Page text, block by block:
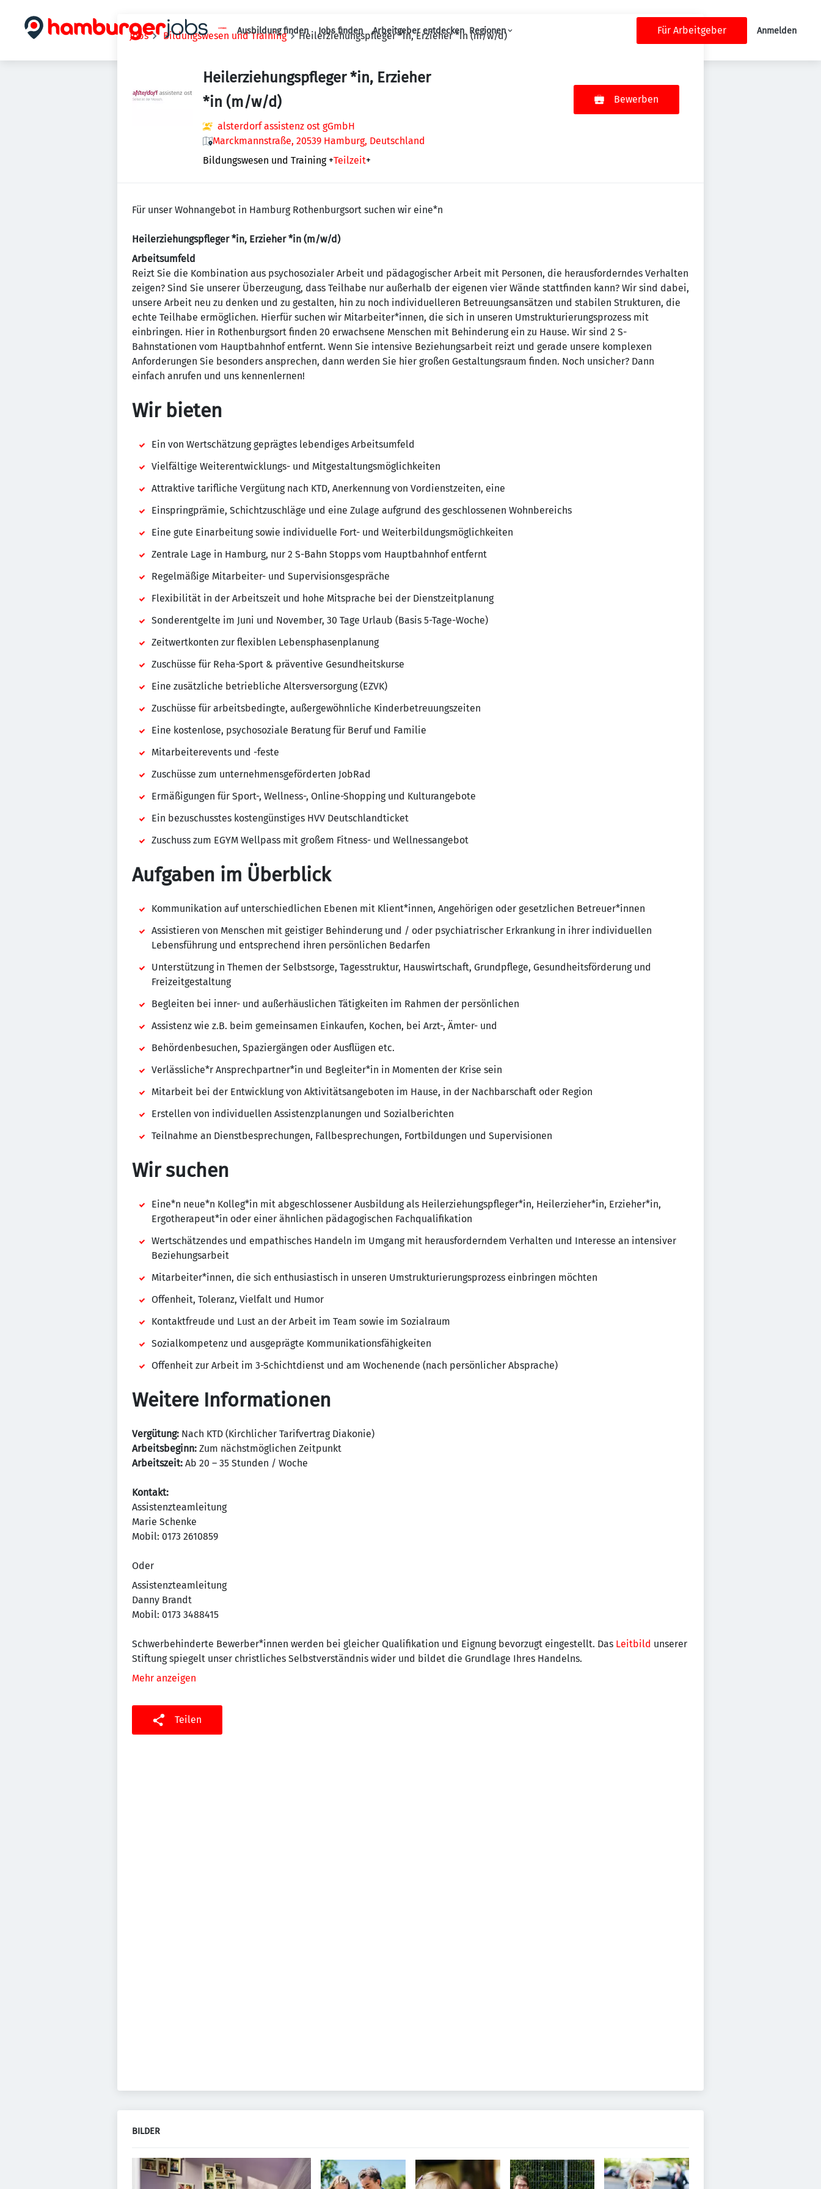
Haupt-Navigation
Ausbildung finden Jobs finden Arbeitgeber entdecken Regionen Für Arbeitgeber Anmelden
Jobs Bildungswesen und Training Heilerziehungspfleger *in, Erzieher *in (m/w/d)
Heilerziehungspfleger *in, Erzieher
*in (m/w/d)
alsterdorf assistenz ost gGmbH
Marckmannstraße, 20539 Hamburg, Deutschland
Bildungswesen und Training +Teilzeit+
Bewerben
Für unser Wohnangebot in Hamburg Rothenburgsort suchen wir eine*n
Heilerziehungspfleger *in, Erzieher *in (m/w/d)
Arbeitsumfeld
Reizt Sie die Kombination aus psychosozialer Arbeit und pädagogischer Arbeit mit Personen, die herausforderndes Verhalten
zeigen? Sind Sie unserer Überzeugung, dass Teilhabe nur außerhalb der eigenen vier Wände stattfinden kann? Wir sind dabei,
unsere Arbeit neu zu denken und zu gestalten, hin zu noch individuelleren Betreuungsansätzen und stabilen Strukturen, die
echte Teilhabe ermöglichen. Hierfür suchen wir Mitarbeiter*innen, die sich in unseren Umstrukturierungsprozess mit
einbringen. Hier in Rothenburgsort finden 20 erwachsene Menschen mit Behinderung ein zu Hause. Wir sind 2 S-
Bahnstationen vom Hauptbahnhof entfernt. Wenn Sie intensive Beziehungsarbeit reizt und gerade unsere komplexen
Anforderungen Sie besonders ansprechen, dann werden Sie hier großen Gestaltungsraum finden. Noch unsicher? Dann
einfach anrufen und uns kennenlernen!
Wir bieten
Ein von Wertschätzung geprägtes lebendiges Arbeitsumfeld
Vielfältige Weiterentwicklungs- und Mitgestaltungsmöglichkeiten
Attraktive tarifliche Vergütung nach KTD, Anerkennung von Vordienstzeiten, eine
Einspringprämie, Schichtzuschläge und eine Zulage aufgrund des geschlossenen Wohnbereichs
Eine gute Einarbeitung sowie individuelle Fort- und Weiterbildungsmöglichkeiten
Zentrale Lage in Hamburg, nur 2 S-Bahn Stopps vom Hauptbahnhof entfernt
Regelmäßige Mitarbeiter- und Supervisionsgespräche
Flexibilität in der Arbeitszeit und hohe Mitsprache bei der Dienstzeitplanung
Sonderentgelte im Juni und November, 30 Tage Urlaub (Basis 5-Tage-Woche)
Zeitwertkonten zur flexiblen Lebensphasenplanung
Zuschüsse für Reha-Sport & präventive Gesundheitskurse
Eine zusätzliche betriebliche Altersversorgung (EZVK)
Zuschüsse für arbeitsbedingte, außergewöhnliche Kinderbetreuungszeiten
Eine kostenlose, psychosoziale Beratung für Beruf und Familie
Mitarbeiterevents und -feste
Zuschüsse zum unternehmensgeförderten JobRad
Ermäßigungen für Sport-, Wellness-, Online-Shopping und Kulturangebote
Ein bezuschusstes kostengünstiges HVV Deutschlandticket
Zuschuss zum EGYM Wellpass mit großem Fitness- und Wellnessangebot
Aufgaben im Überblick
Kommunikation auf unterschiedlichen Ebenen mit Klient*innen, Angehörigen oder gesetzlichen Betreuer*innen
Assistieren von Menschen mit geistiger Behinderung und / oder psychiatrischer Erkrankung in ihrer individuellen
Lebensführung und entsprechend ihren persönlichen Bedarfen
Unterstützung in Themen der Selbstsorge, Tagesstruktur, Hauswirtschaft, Grundpflege, Gesundheitsförderung und
Freizeitgestaltung
Begleiten bei inner- und außerhäuslichen Tätigkeiten im Rahmen der persönlichen
Assistenz wie z.B. beim gemeinsamen Einkaufen, Kochen, bei Arzt-, Ämter- und
Behördenbesuchen, Spaziergängen oder Ausflügen etc.
Verlässliche*r Ansprechpartner*in und Begleiter*in in Momenten der Krise sein
Mitarbeit bei der Entwicklung von Aktivitätsangeboten im Hause, in der Nachbarschaft oder Region
Erstellen von individuellen Assistenzplanungen und Sozialberichten
Teilnahme an Dienstbesprechungen, Fallbesprechungen, Fortbildungen und Supervisionen
Wir suchen
Eine*n neue*n Kolleg*in mit abgeschlossener Ausbildung als Heilerziehungspfleger*in, Heilerzieher*in, Erzieher*in,
Ergotherapeut*in oder einer ähnlichen pädagogischen Fachqualifikation
Wertschätzendes und empathisches Handeln im Umgang mit herausforderndem Verhalten und Interesse an intensiver
Beziehungsarbeit
Mitarbeiter*innen, die sich enthusiastisch in unseren Umstrukturierungsprozess einbringen möchten
Offenheit, Toleranz, Vielfalt und Humor
Kontaktfreude und Lust an der Arbeit im Team sowie im Sozialraum
Sozialkompetenz und ausgeprägte Kommunikationsfähigkeiten
Offenheit zur Arbeit im 3-Schichtdienst und am Wochenende (nach persönlicher Absprache)
Weitere Informationen
Vergütung: Nach KTD (Kirchlicher Tarifvertrag Diakonie)
Arbeitsbeginn: Zum nächstmöglichen Zeitpunkt
Arbeitszeit: Ab 20 – 35 Stunden / Woche
Kontakt:
Assistenzteamleitung
Marie Schenke
Mobil: 0173 2610859
Oder
Assistenzteamleitung
Danny Brandt
Mobil: 0173 3488415
Schwerbehinderte Bewerber*innen werden bei gleicher Qualifikation und Eignung bevorzugt eingestellt. Das Leitbild unserer
Stiftung spiegelt unser christliches Selbstverständnis wider und bildet die Grundlage Ihres Handelns.
Mehr anzeigen
Teilen
BILDER